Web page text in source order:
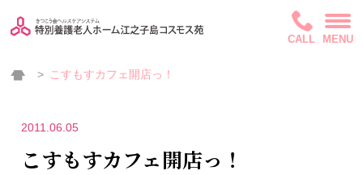
CALL MENU
こすもすカフェ開店っ！
2011.06.05
こすもすカフェ開店っ！